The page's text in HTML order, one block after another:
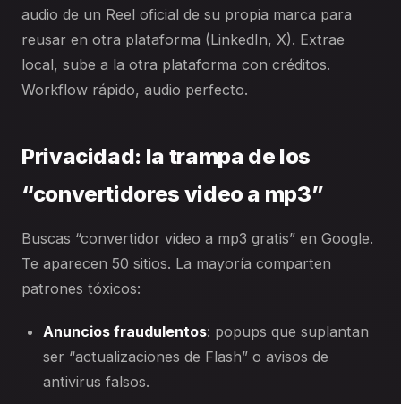
audio de un Reel oficial de su propia marca para
reusar en otra plataforma (LinkedIn, X). Extrae
local, sube a la otra plataforma con créditos.
Workflow rápido, audio perfecto.
Privacidad: la trampa de los
“convertidores video a mp3”
Buscas “convertidor video a mp3 gratis” en Google.
Te aparecen 50 sitios. La mayoría comparten
patrones tóxicos:
Anuncios fraudulentos: popups que suplantan
ser “actualizaciones de Flash” o avisos de
antivirus falsos.